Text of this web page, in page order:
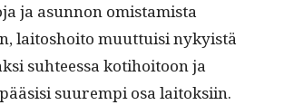
ja asun­non omis­tamista
laitoshoito muut­tuisi nyky­istä
suh­teessa koti­hoitoon ja
suurem­pi osa laitoksiin.